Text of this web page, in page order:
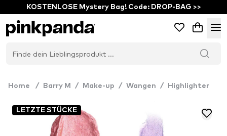
KOSTENLOSE Mystery Bag! Code: DROP-BAG >>
Home / Barry M / Make-up / Wangen / Highlighter
LETZTE STÜCKE